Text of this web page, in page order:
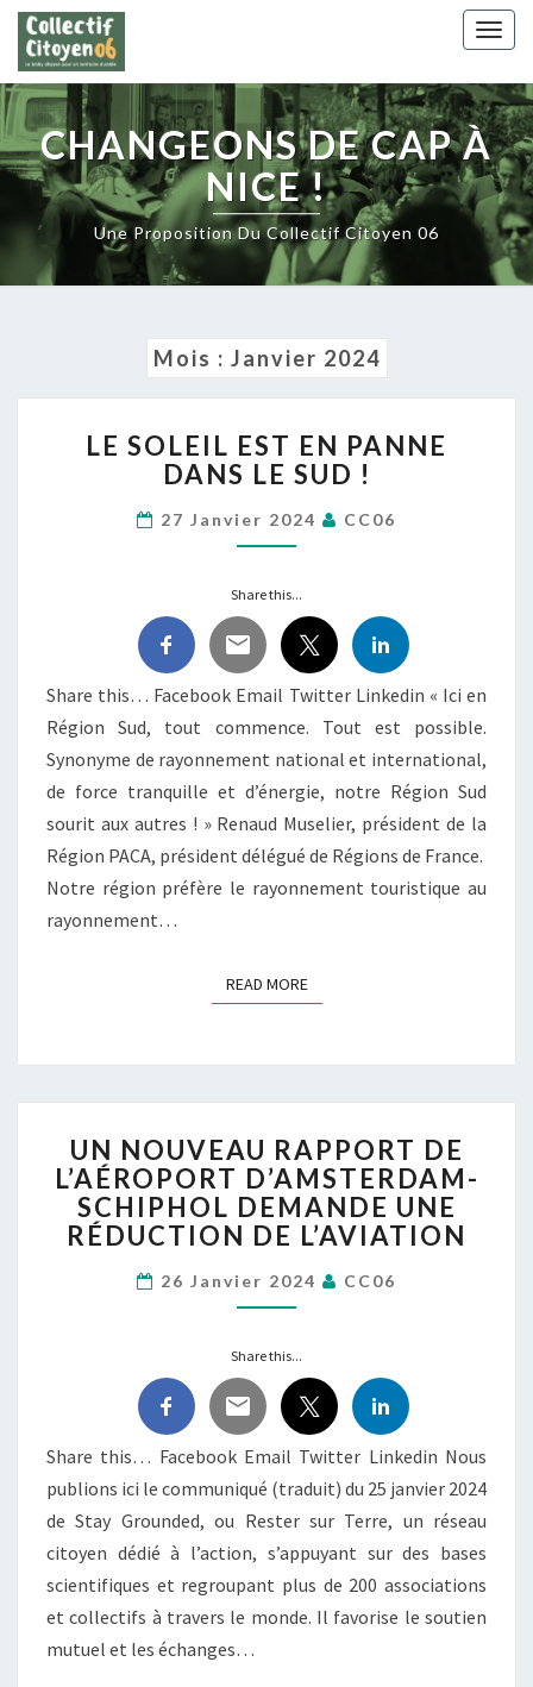
Skip
content
CHANGEONS DE CAP À
NICE !
Une Proposition Du Collectif Citoyen 06
Mois : Janvier 2024
SOLEIL
EST
PANNE
DANS
SUD
LE SOLEIL EST EN PANNE
DANS LE SUD !
27 Janvier 2024 CC06
Share this...
Share this… Facebook Email Twitter Linkedin « Ici en
Région Sud, tout commence. Tout est possible.
Synonyme de rayonnement national et international,
de force tranquille et d’énergie, notre Région Sud
sourit aux autres ! » Renaud Muselier, président de la
Région PACA, président délégué de Régions de France.
Notre région préfère le rayonnement touristique au
rayonnement…
READ MOREREAD MORE
NOUVEAU
RAPPORT
DE
L’AÉROPORT
SCHIPHOL
DEMANDE
RÉDUCTION
DE
L’AVIATION
UN NOUVEAU RAPPORT DE
L’AÉROPORT D’AMSTERDAM-
SCHIPHOL DEMANDE UNE
RÉDUCTION DE L’AVIATION
26 Janvier 2024 CC06
Share this...
Share this… Facebook Email Twitter Linkedin Nous
publions ici le communiqué (traduit) du 25 janvier 2024
de Stay Grounded, ou Rester sur Terre, un réseau
citoyen dédié à l’action, s’appuyant sur des bases
scientifiques et regroupant plus de 200 associations
et collectifs à travers le monde. Il favorise le soutien
mutuel et les échanges…